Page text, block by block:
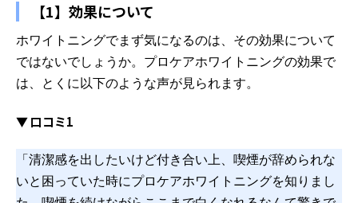
【1】効果について
ホワイトニングでまず気になるのは、その効果について
ではないでしょうか。プロケアホワイトニングの効果で
は、とくに以下のような声が見られます。
▼ 口コミ1
「清潔感を出したいけど付き合い上、喫煙が辞められな
いと困っていた時にプロケアホワイトニングを知りまし